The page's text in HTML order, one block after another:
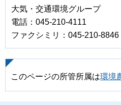
大気・交通環境グループ
電話：045-210-4111
ファクシミリ：045-210-8846
このページの所管所属は環境